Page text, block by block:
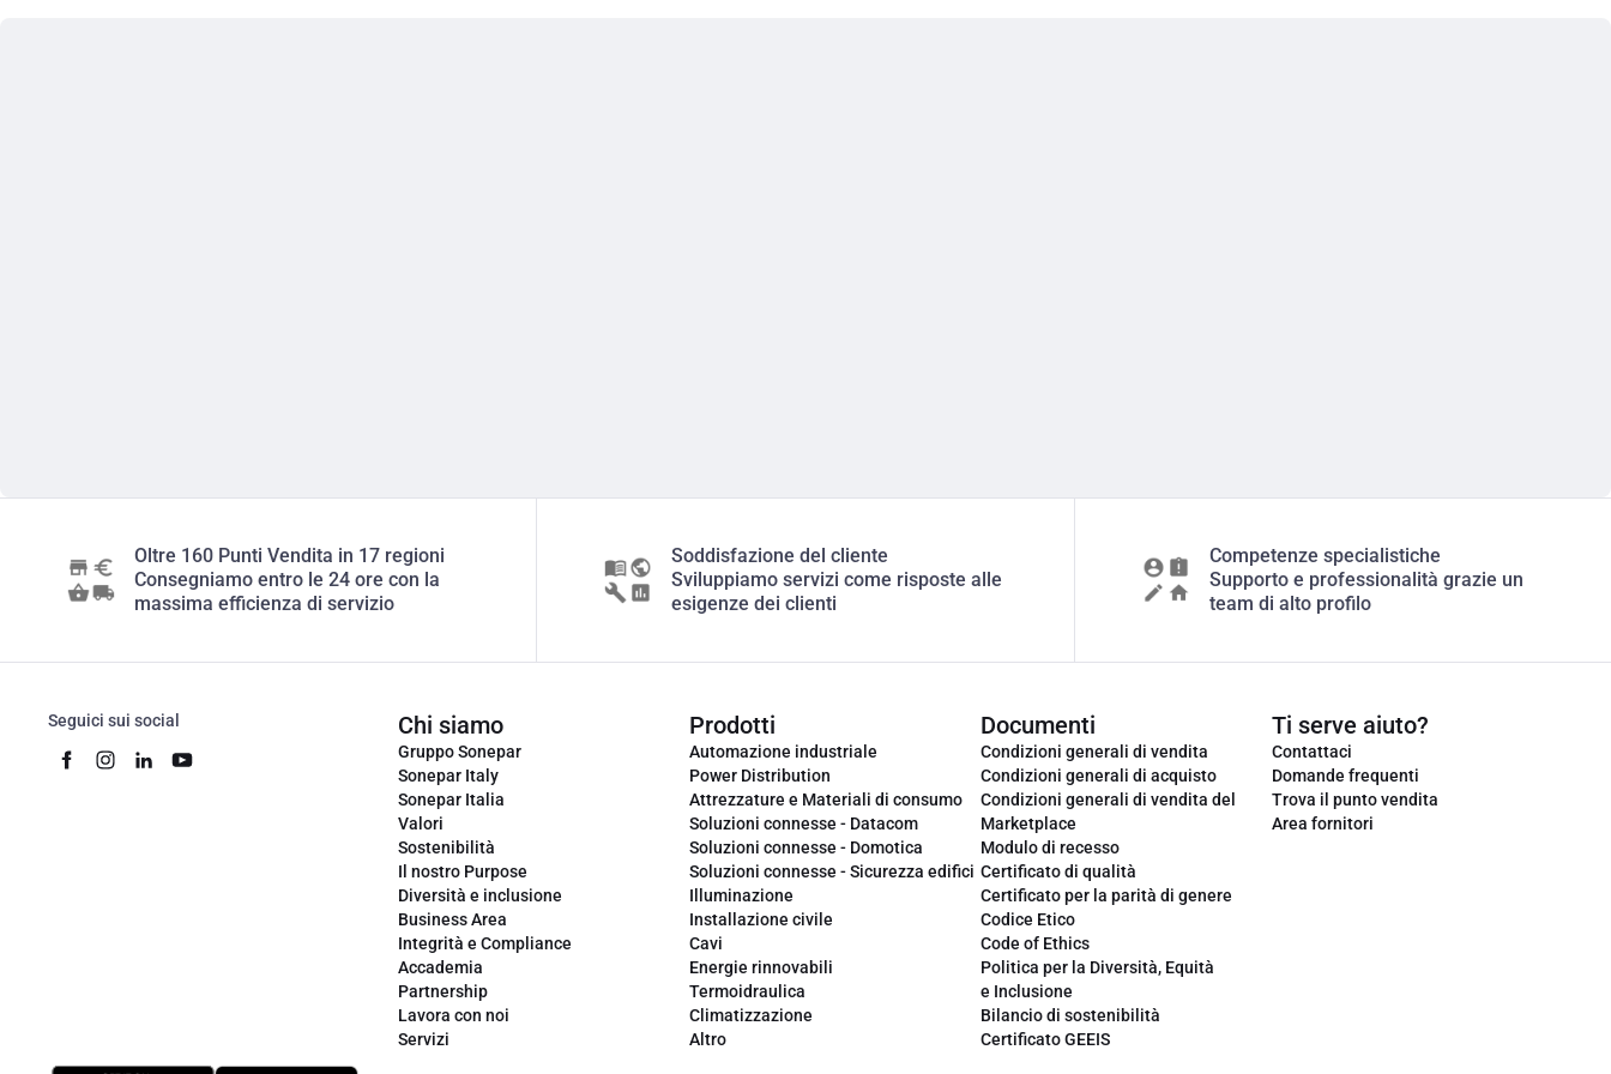
Oltre 160 Punti Vendita in 17 regioni
Consegniamo entro le 24 ore con la
massima efficienza di servizio
Soddisfazione del cliente
Sviluppiamo servizi come risposte alle
esigenze dei clienti
Competenze specialistiche
Supporto e professionalità grazie un
team di alto profilo
Seguici sui social Chi siamo
Gruppo Sonepar
Sonepar Italy
Sonepar Italia
Valori
Sostenibilità
Il nostro Purpose
Diversità e inclusione
Business Area
Integrità e Compliance
Accademia
Partnership
Lavora con noi
Servizi
Prodotti
Automazione industriale
Power Distribution
Attrezzature e Materiali di consumo
Soluzioni connesse - Datacom
Soluzioni connesse - Domotica
Soluzioni connesse - Sicurezza edifici
Illuminazione
Installazione civile
Cavi
Energie rinnovabili
Termoidraulica
Climatizzazione
Altro
Documenti
Condizioni generali di vendita
Condizioni generali di acquisto
Condizioni generali di vendita del
Marketplace
Modulo di recesso
Certificato di qualità
Certificato per la parità di genere
Codice Etico
Code of Ethics
Politica per la Diversità, Equità
e Inclusione
Bilancio di sostenibilità
Certificato GEEIS
Ti serve aiuto?
Contattaci
Domande frequenti
Trova il punto vendita
Area fornitori